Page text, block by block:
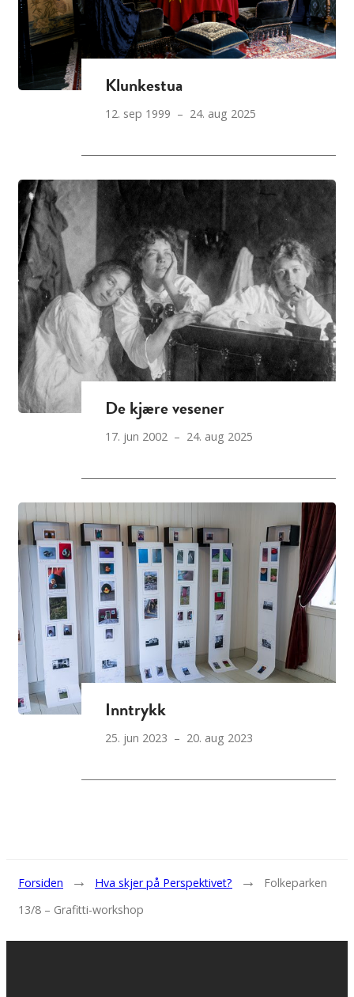
Klunkestua
12. sep 1999 – 24. aug 2025
De kjære vesener
17. jun 2002 – 24. aug 2025
Inntrykk
25. jun 2023 – 20. aug 2023
Forsiden → Hva skjer på Perspektivet? →
Folkeparken
13/8 – Grafitti-workshop